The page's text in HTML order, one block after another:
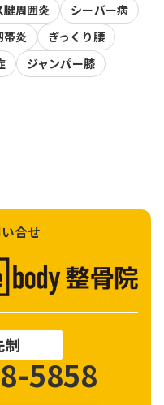
腱周囲炎
シーバー病
帯炎
ぎっくり腰
ジャンパー膝
合せ
制
5858